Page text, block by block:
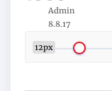
Admin
8.8.17
12px